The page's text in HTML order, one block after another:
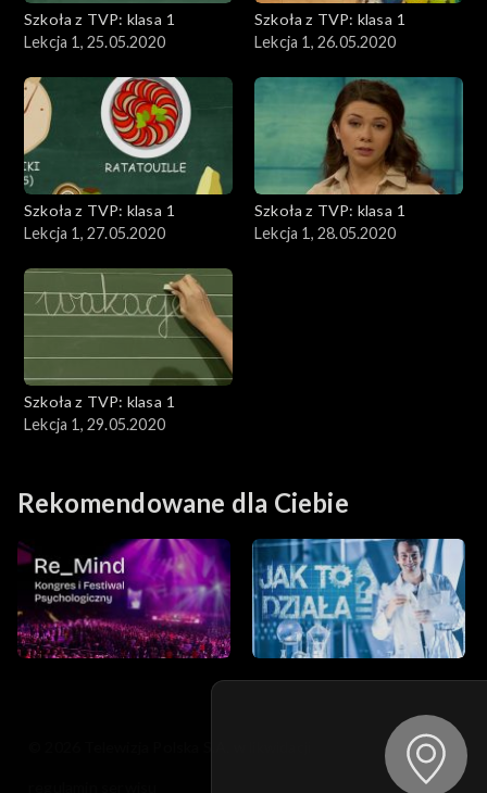
Szkoła z TVP: klasa 1
Lekcja 1, 25.05.2020
Szkoła z TVP: klasa 1
Lekcja 1, 26.05.2020
Szkoła z TVP: klasa 1
Lekcja 1, 27.05.2020
Szkoła z TVP: klasa 1
Lekcja 1, 28.05.2020
Szkoła z TVP: klasa 1
Lekcja 1, 29.05.2020
Rekomendowane dla Ciebie